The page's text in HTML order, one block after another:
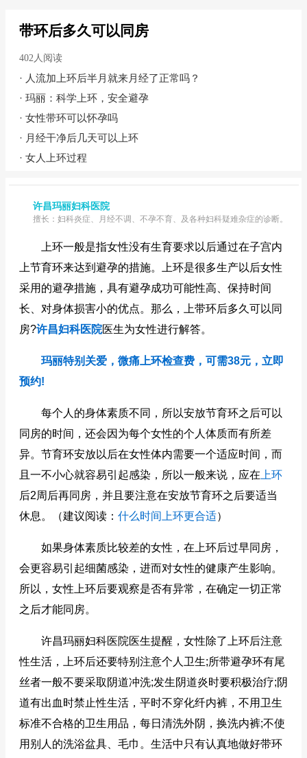
带环后多久可以同房
402人阅读
· 人流加上环后半月就来月经了正常吗？
· 玛丽：科学上环，安全避孕
· 女性带环可以怀孕吗
· 月经干净后几天可以上环
· 女人上环过程
许昌玛丽妇科医院
擅长：妇科炎症、月经不调、不孕不育、及各种妇科疑难杂症的诊断。
上环一般是指女性没有生育要求以后通过在子宫内
上节育环来达到避孕的措施。上环是很多生产以后女性
采用的避孕措施，具有避孕成功可能性高、保持时间
长、对身体损害小的优点。那么，上带环后多久可以同
房?许昌妇科医院医生为女性进行解答。
玛丽特别关爱，微痛上环检查费，可需38元，立即
预约!
每个人的身体素质不同，所以安放节育环之后可以
同房的时间，还会因为每个女性的个人体质而有所差
异。节育环安放以后在女性体内需要一个适应时间，而
且一不小心就容易引起感染，所以一般来说，应在 上环
后2周后再同房，并且要注意在安放节育环之后要适当
休息。
（建议阅读： 什么时间上环更合适）
如果身体素质比较差的女性，在上环后过早同房，
会更容易引起细菌感染，进而对女性的健康产生影响。
所以，女性上环后要观察是否有异常，在确定一切正常
之后才能同房。
许昌玛丽妇科医院医生提醒，女性除了上环后注意
性生活，上环后还要特别注意个人卫生;所带避孕环有尾
丝者一般不要采取阴道冲洗;发生阴道炎时要积极治疗;阴
道有出血时禁止性生活，平时不穿化纤内裤，不用卫生
标准不合格的卫生用品，每日清洗外阴，换洗内裤;不使
用别人的洗浴盆具、毛巾。生活中只有认真地做好带环